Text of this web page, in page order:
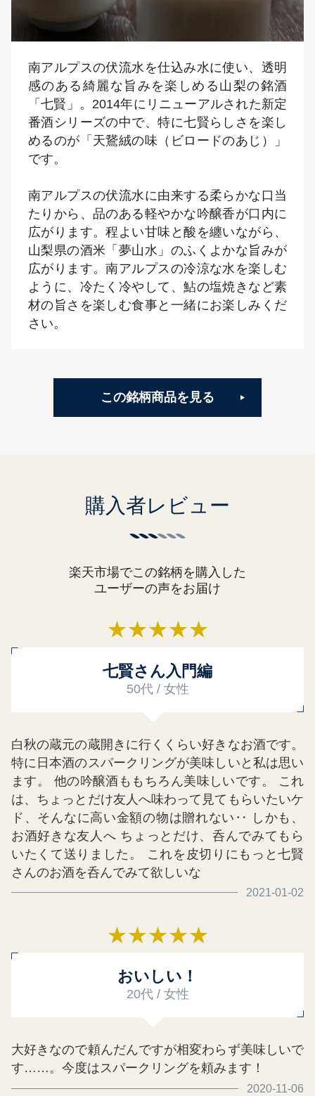
南アルプスの伏流水を仕込み水に使い、透明
感のある綺麗な旨みを楽しめる山梨の銘酒
「七賢」。2014年にリニューアルされた新定
番酒シリーズの中で、特に七賢らしさを楽し
めるのが「天鵞絨の味（ビロードのあじ）」
です。
南アルプスの伏流水に由来する柔らかな口当
たりから、品のある軽やかな吟醸香が口内に
広がります。程よい甘味と酸を纏いながら、
山梨県の酒米「夢山水」のふくよかな旨みが
広がります。南アルプスの冷涼な水を楽しむ
ように、冷たく冷やして、鮎の塩焼きなど素
材の旨さを楽しむ食事と一緒にお楽しみくだ
さい。
この銘柄商品を見る
購入者レビュー
楽天市場でこの銘柄を購入した
ユーザーの声をお届け
★★★★★
七賢さん入門編
50代 / 女性
白秋の蔵元の蔵開きに行くくらい好きなお酒です。
特に日本酒のスパークリングが美味しいと私は思い
ます。 他の吟醸酒ももちろん美味しいです。 これ
は、ちょっとだけ友人へ味わって見てもらいたいケ
ド、そんなに高い金額の物は贈れない‥ しかも、
お酒好きな友人へ ちょっとだけ、呑んでみてもら
いたくて送りました。 これを皮切りにもっと七賢
さんのお酒を呑んでみて欲しいな
2021-01-02
★★★★★
おいしい！
20代 / 女性
大好きなので頼んだんですが相変わらず美味しいで
す……。今度はスパークリングを頼みます！
2020-11-06